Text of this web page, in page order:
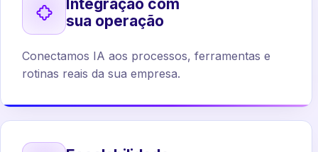
Integração com
sua operação
Conectamos IA aos processos, ferramentas e
rotinas reais da sua empresa.